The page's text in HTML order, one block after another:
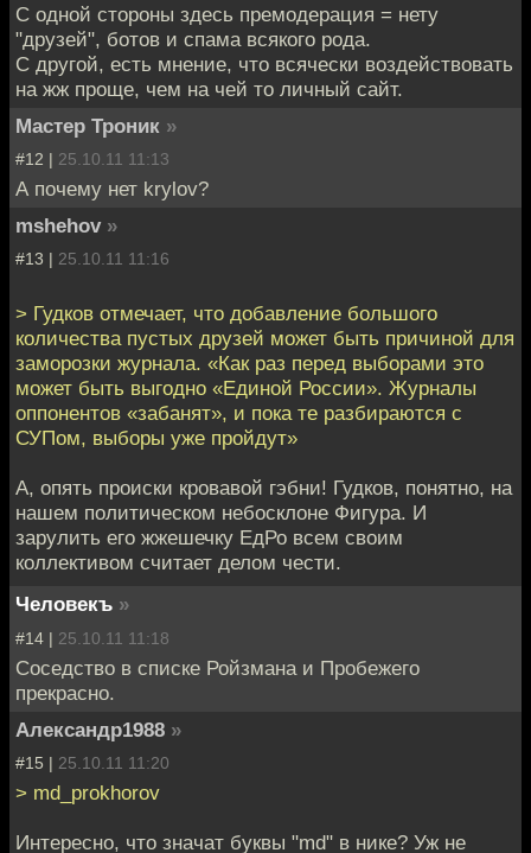
С одной стороны здесь премодерация = нету
"друзей", ботов и спама всякого рода.
С другой, есть мнение, что всячески воздействовать
на жж проще, чем на чей то личный сайт.
Мастер Троник »
#12 | 25.10.11 11:13
А почему нет krylov?
mshehov »
#13 | 25.10.11 11:16
> Гудков отмечает, что добавление большого
количества пустых друзей может быть причиной для
заморозки журнала. «Как раз перед выборами это
может быть выгодно «Единой России». Журналы
оппонентов «забанят», и пока те разбираются с
СУПом, выборы уже пройдут»
А, опять происки кровавой гэбни! Гудков, понятно, на
нашем политическом небосклоне Фигура. И
зарулить его жжешечку ЕдРо всем своим
коллективом считает делом чести.
Человекъ »
#14 | 25.10.11 11:18
Соседство в списке Ройзмана и Пробежего
прекрасно.
Александр1988 »
#15 | 25.10.11 11:20
> md_prokhorov
Интересно, что значат буквы "md" в нике? Уж не